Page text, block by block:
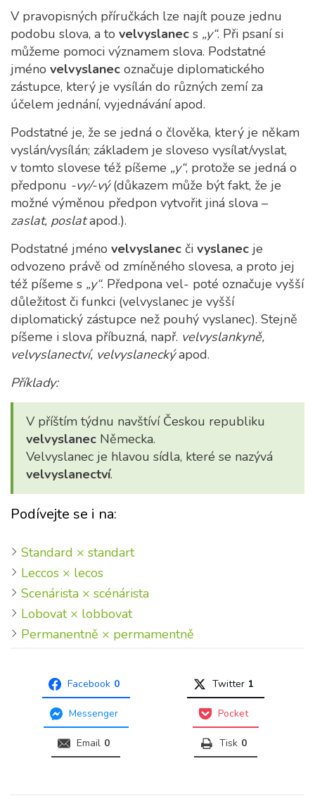
V pravopisných příručkách lze najít pouze jednu
podobu slova, a to velvyslanec s „y“. Při psaní si
můžeme pomoci významem slova. Podstatné
jméno velvyslanec označuje diplomatického
zástupce, který je vysílán do různých zemí za
účelem jednání, vyjednávání apod.
Podstatné je, že se jedná o člověka, který je někam
vyslán/vysílán; základem je sloveso vysílat/vyslat,
v tomto slovese též píšeme „y“, protože se jedná o
předponu -vy/-vý(důkazem může být fakt, že je
možné výměnou předpon vytvořit jiná slova –
zaslat, poslatapod.).
Podstatné jméno velvyslanec či vyslanec je
odvozeno právě od zmíněného slovesa, a proto jej
též píšeme s „y“. Předpona vel- poté označuje vyšší
důležitost či funkci (velvyslanec je vyšší
diplomatický zástupce než pouhý vyslanec). Stejně
píšeme i slova příbuzná, např. velvyslankyně,
velvyslanectví, velvyslaneckýapod.
Příklady:
V příštím týdnu navštíví Českou republiku
velvyslanec Německa.
Velvyslanec je hlavou sídla, které se nazývá
velvyslanectví.
Podívejte se i na:
Standard × standart
Leccos × lecos
Scenárista × scénárista
Lobovat × lobbovat
Permanentně × permamentně
Facebook 0 Twitter 1
Messenger Pocket
Email 0 Tisk 0